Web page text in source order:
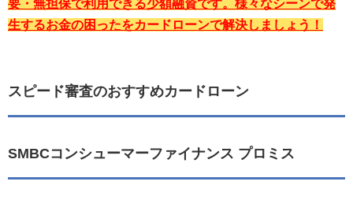
要・無担保で利用できる少額融資です。様々なシーンで発
生するお金の困ったをカードローンで解決しましょう！
スピード審査のおすすめカードローン
SMBCコンシューマーファイナンス プロミス